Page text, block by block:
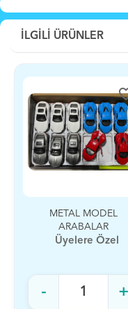
İLGİLİ ÜRÜNLER
favorite_border
METAL MODEL
ARABALAR
Üyelere Özel
+